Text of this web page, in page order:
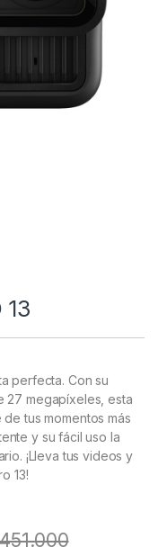
13
perfecta. Con su
27 megapíxeles, esta
tus momentos más
y su fácil uso la
¡Lleva tus videos y
13!